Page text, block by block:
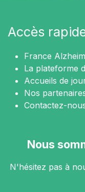
Accès
France
La plateforme
Accueils de
Nos
Contactez-
Nous
N'hésitez pas à